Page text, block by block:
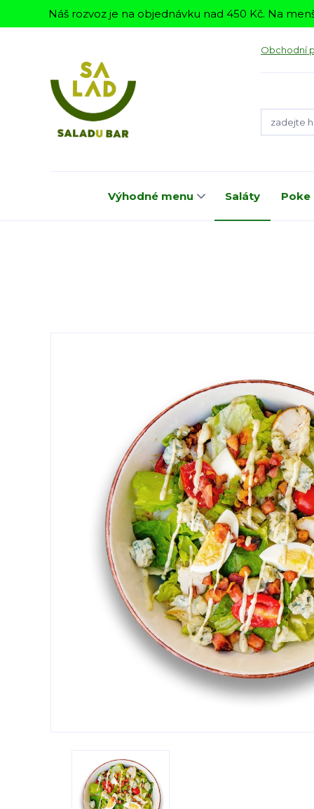
Náš rozvoz je na objednávku nad 450 Kč. Na
Obchodní
Výhodné menu Saláty Poke